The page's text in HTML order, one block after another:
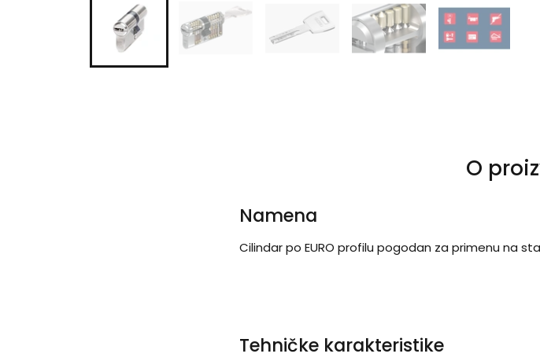
O
Namena
Cilindar po EURO profilu pogodan za primenu na
Tehničke karakteristike